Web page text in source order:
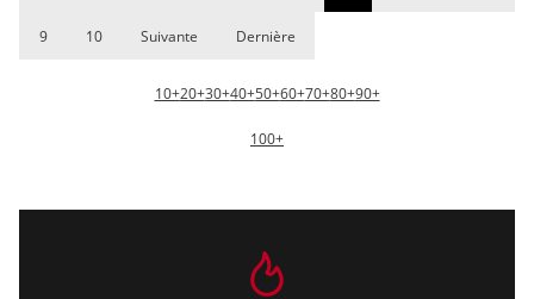
9 10 Suivante Dernière
10+20+30+40+50+60+70+80+90+
100+